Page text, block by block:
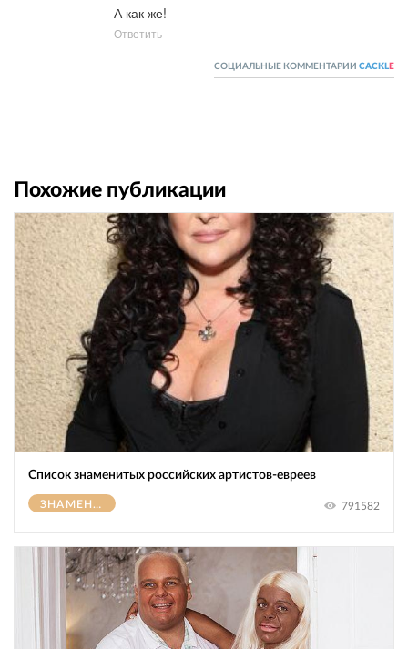
А как же!
Ответить
СОЦИАЛЬНЫЕ КОММЕНТАРИИ CACKL E
Похожие публикации
Список знаменитых российских артистов-евреев
ЗНАМЕНИТОСТИ 791582